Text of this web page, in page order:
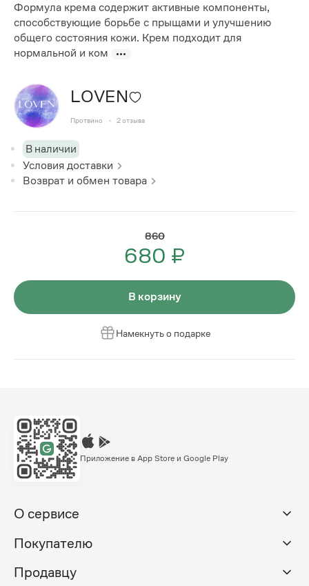
Формула крема содержит активные компоненты,
способствующие борьбе с прыщами и улучшению
общего состояния кожи. Крем подходит для
нормальной и ком
LOVEN
Протвино 2 отзыва
В наличии
Условия доставки
Возврат и обмен товара
860
680 ₽
В корзину
Намекнуть о подарке
Приложение в App Store и Google Play
О сервисе
Покупателю
Продавцу